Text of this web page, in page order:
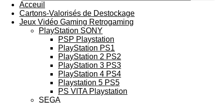
Acceuil
Cartons-Valorisés de Destockage
Jeux Vidéo Gaming Retrogaming
PlayStation SONY
PSP Playstation
PlayStation PS1
PlayStation 2 PS2
PlayStation 3 PS3
PlayStation 4 PS4
Playstation 5 PS5
PS VITA Playstation
SEGA